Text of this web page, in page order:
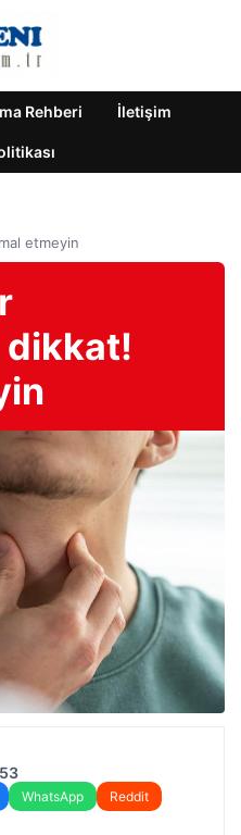
Rehberi İletişim
etmeyin
WhatsApp
Reddit